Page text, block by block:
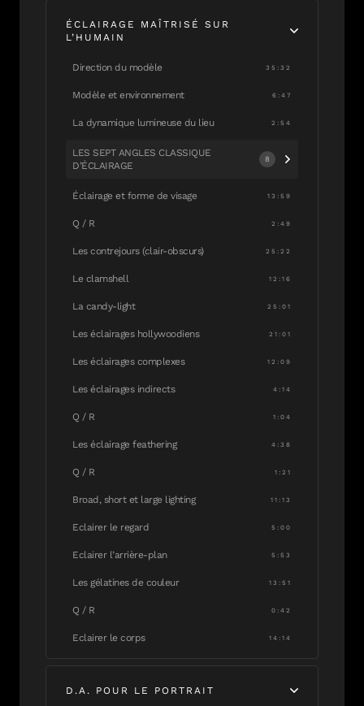
ÉCLAIRAGE MAÎTRISÉ SUR
L’HUMAIN
Direction du modèle 35:32
Modèle et environnement 6:47
La dynamique lumineuse du lieu 2:54
LES SEPT ANGLES CLASSIQUE
D’ÉCLAIRAGE
8
Éclairage et forme de visage 13:59
Q / R 2:49
Les contrejours (clair-obscurs) 25:22
Le clamshell 12:16
La candy-light 25:01
Les éclairages hollywoodiens 21:01
Les éclairages complexes 12:09
Les éclairages indirects 4:14
Q / R 1:04
Les éclairage feathering 4:38
Q / R 1:21
Broad, short et large lighting 11:13
Eclairer le regard 5:00
Eclairer l’arrière-plan 5:53
Les gélatines de couleur 13:51
Q / R 0:42
Eclairer le corps 14:14
D.A. POUR LE PORTRAIT